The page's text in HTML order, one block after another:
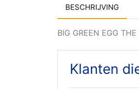
BESCHRIJVING
BIG GREEN EGG
Klanten